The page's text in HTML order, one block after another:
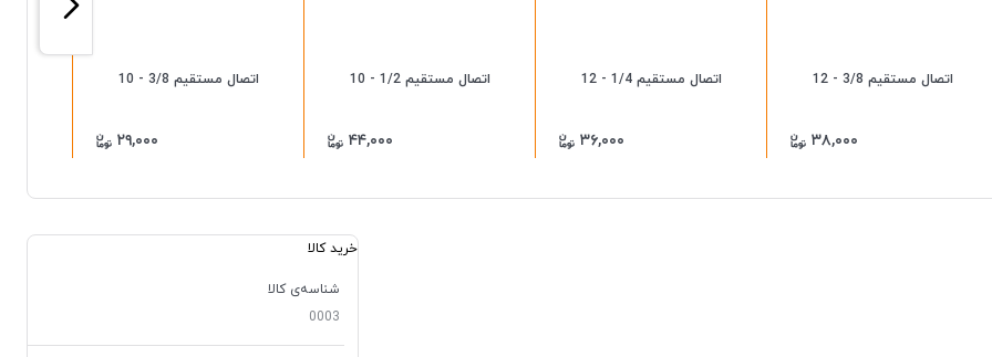
اتصال مستقیم 3/8 - 12
۳۸,۰۰۰
اتصال مستقیم 1/4 - 12
۳۶,۰۰۰
اتصال مستقیم 1/2 - 10
۴۴,۰۰۰
اتصال مستقیم 3/8 - 10
۲۹,۰۰۰
خرید کالا
شناسه‌ی کالا
0003